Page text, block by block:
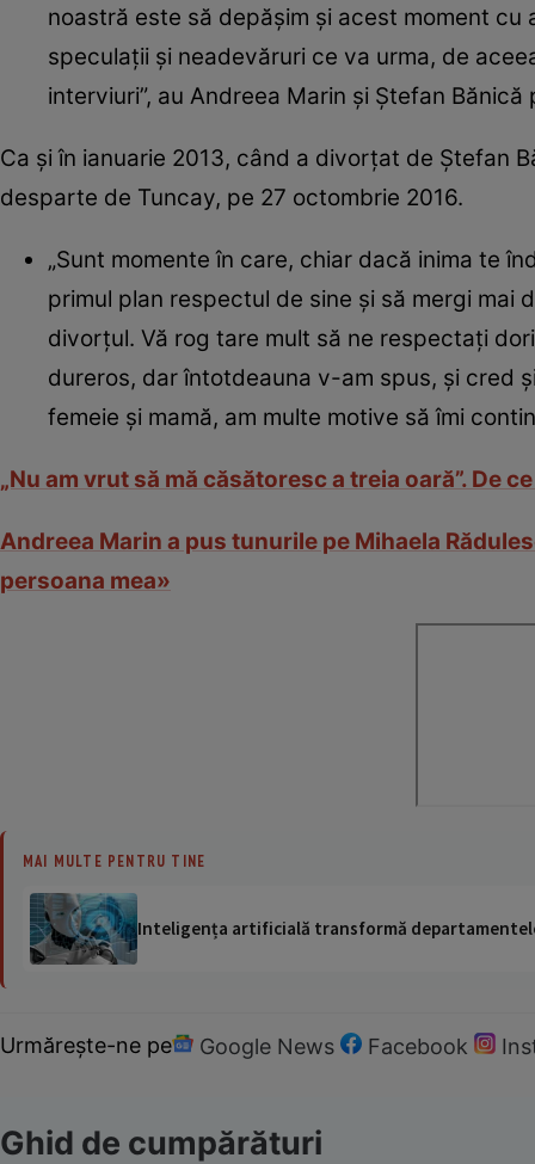
noastră este să depăşim şi acest moment
speculaţii şi neadevăruri ce va urma, de
interviuri”, au Andreea Marin și Ștefan
Ca şi în ianuarie 2013, când a divorţat de Ştefan
desparte de Tuncay, pe 27 octombrie 2016.
„Sunt momente în care, chiar dacă inima te
primul plan respectul de sine şi să mergi mai
divorţul. Vă rog tare mult să ne respectaţi
dureros, dar întotdeauna v-am spus, şi cred
femeie şi mamă, am multe motive să îmi
„Nu am vrut să mă căsătoresc a treia oară”. De
Andreea Marin a pus tunurile pe Mihaela
persoana mea»
MAI MULTE PENTRU TINE
Inteligența artificială transformă
Urmărește-ne pe Google News Facebook
Ghid de cumpărături